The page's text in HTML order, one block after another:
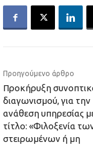
Προηγούμενο άρθρο
Προκήρυξη
διαγωνισμού, για την
ανάθεση υπηρεσίας
τίτλο: «Φιλοξενία
στειρωμένων ή μη